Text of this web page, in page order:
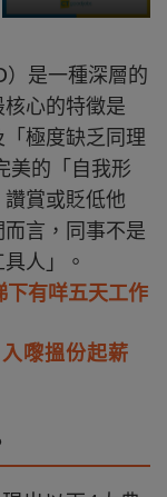
是一種深層的
心的特徵是
「極度缺乏同理
美的「自我形
賞或貶低他
言，同事不是
人」。
下有咩五天工作
嚟搵份起薪